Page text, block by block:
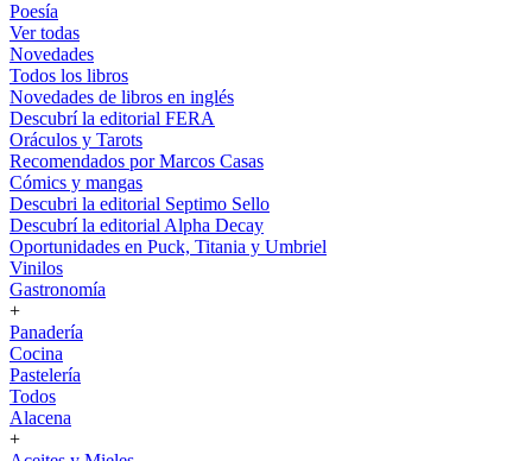
Poesía
Ver todas
Novedades
Todos los libros
Novedades de libros en inglés
Descubrí la editorial FERA
Oráculos y Tarots
Recomendados por Marcos Casas
Cómics y mangas
Descubri la editorial Septimo Sello
Descubrí la editorial Alpha Decay
Oportunidades en Puck, Titania y Umbriel
Vinilos
Gastronomía
+
Panadería
Cocina
Pastelería
Todos
Alacena
+